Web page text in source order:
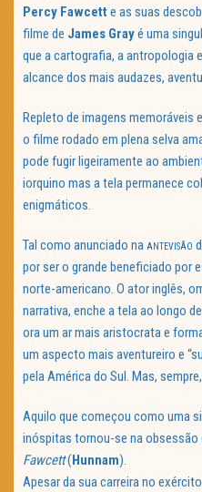
Percy Fawcette as suas
filme de James Grayé uma
que a cartografia, a antropologia
alcance dos mais audazes,
Repleto de imagens
o filme rodado em plena selva
pode fugir ligeiramente ao
iorquino mas a tela permanece
enigmáticos.
Tal como anunciado na ANTEVISÃO
por ser o grande beneficiado por
norte-americano. O ator inglês,
narrativa, enche a tela ao longo
ora um ar mais aristocrata e
um aspecto mais aventureiro e
pela América do Sul. Mas,
Aquilo que começou como uma
inóspitas tornou-se na obsessão
Fawcett(Hunnam).
Apesar da sua carreira no